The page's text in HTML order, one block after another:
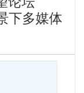
下多媒体